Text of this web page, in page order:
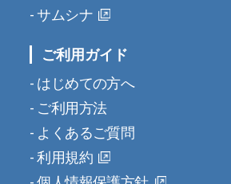
サムシナ
ご利用ガイド
はじめての方へ
ご利用方法
よくあるご質問
利用規約